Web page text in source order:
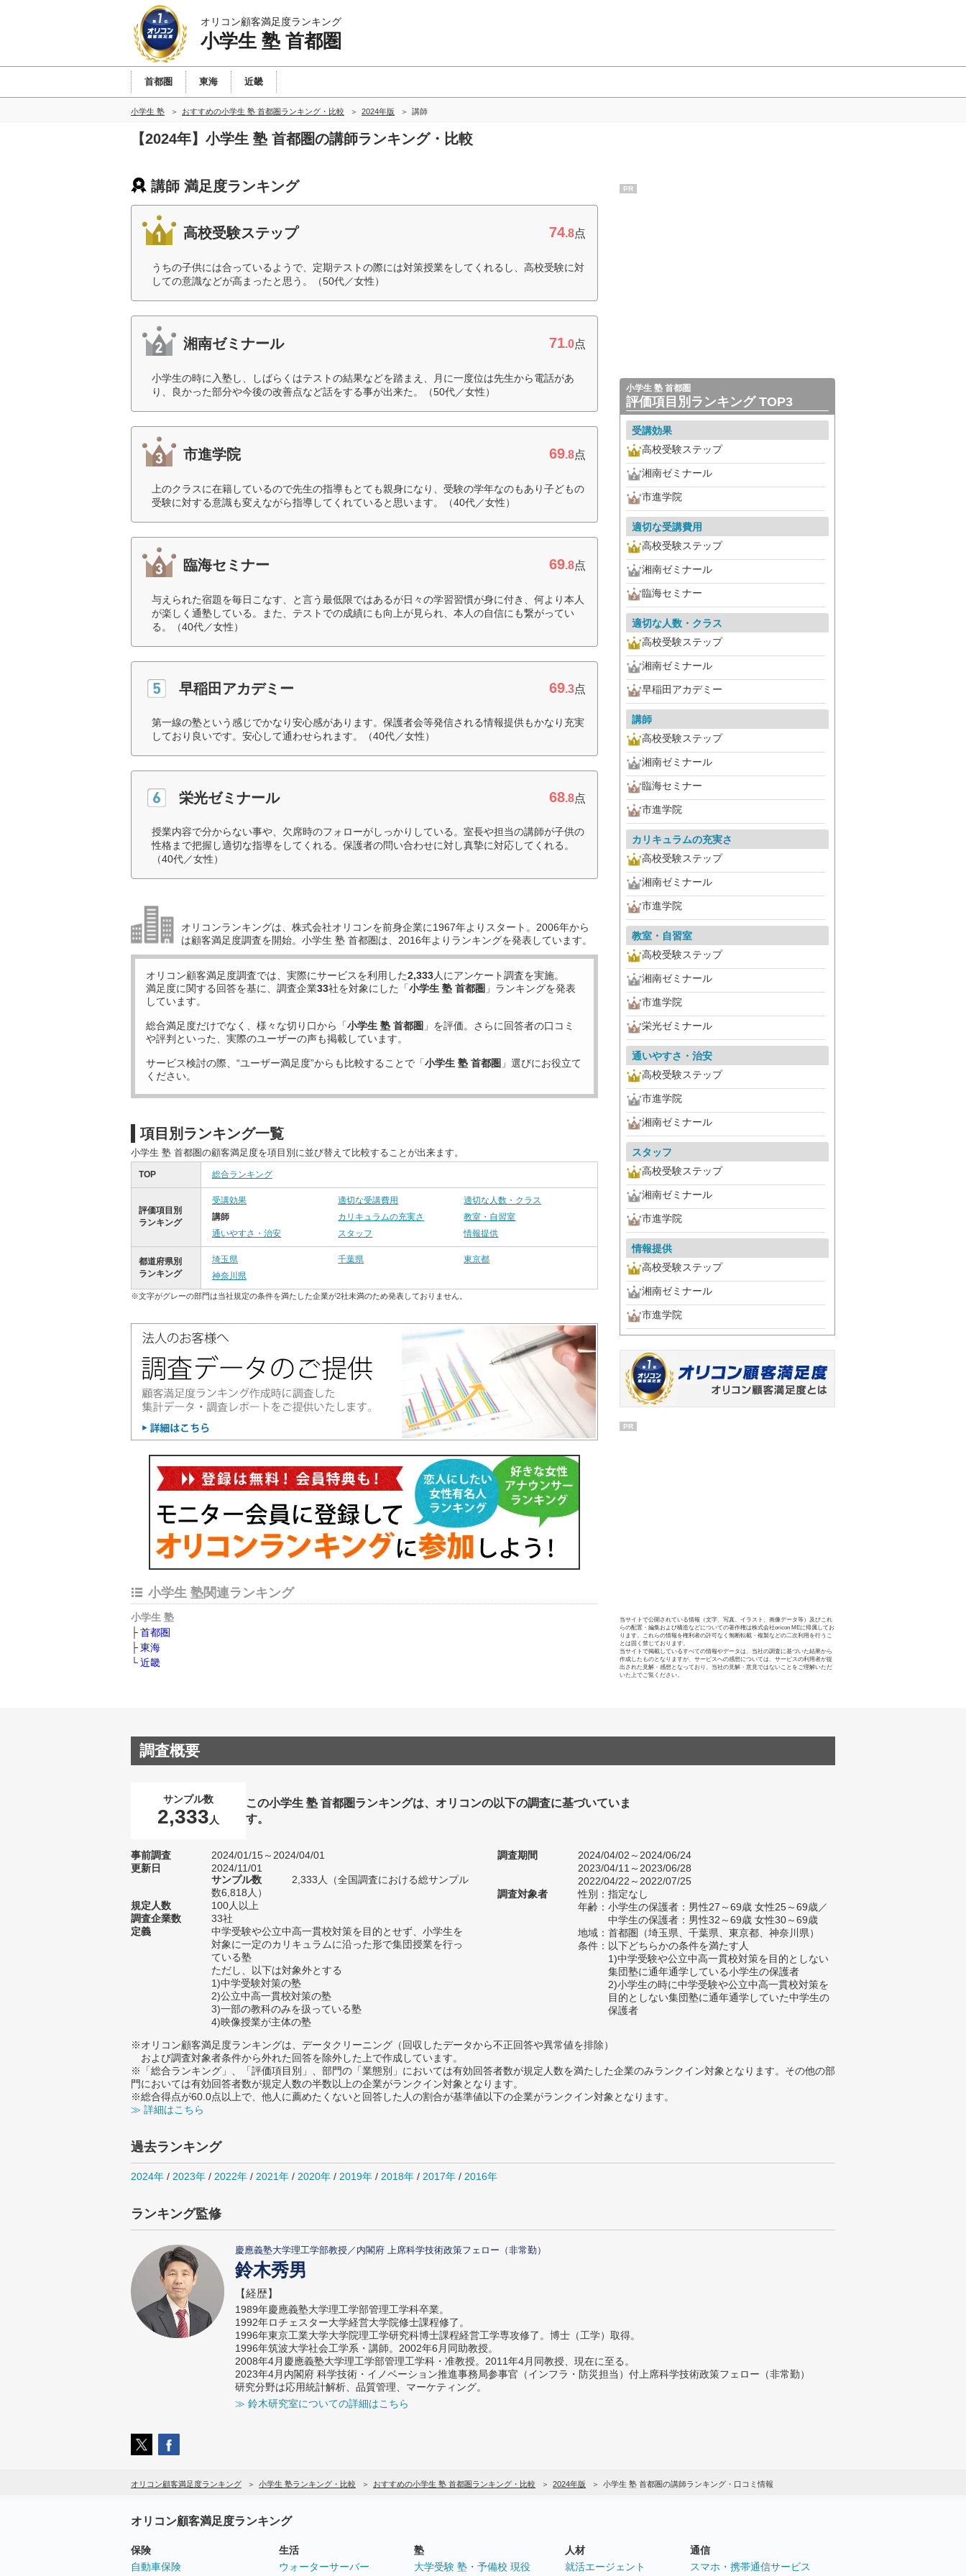
オリコン顧客満足度ランキング
小学生 塾 首都圏
首都圏 東海 近畿
小学生 塾 おすすめの小学生 塾 首都圏ランキング・比較 2024年版 講師
【2024年】小学生 塾 首都圏の講師ランキング・比較
講師 満足度ランキング
高校受験ステップ 74.8点
うちの子供には合っているようで、定期テストの際には対策授業をしてくれるし、高校受験に対
しての意識などが高まったと思う。（50代／女性）
湘南ゼミナール 71.0点
小学生の時に入塾し、しばらくはテストの結果などを踏まえ、月に一度位は先生から電話があ
り、良かった部分や今後の改善点など話をする事が出来た。（50代／女性）
市進学院 69.8点
上のクラスに在籍しているので先生の指導もとても親身になり、受験の学年なのもあり子どもの
受験に対する意識も変えながら指導してくれていると思います。（40代／女性）
臨海セミナー 69.8点
与えられた宿題を毎日こなす、と言う最低限ではあるが日々の学習習慣が身に付き、何より本人
が楽しく通塾している。また、テストでの成績にも向上が見られ、本人の自信にも繋がってい
る。（40代／女性）
早稲田アカデミー 69.3点
第一線の塾という感じでかなり安心感があります。保護者会等発信される情報提供もかなり充実
しており良いです。安心して通わせられます。（40代／女性）
栄光ゼミナール 68.8点
授業内容で分からない事や、欠席時のフォローがしっかりしている。室長や担当の講師が子供の
性格まで把握し適切な指導をしてくれる。保護者の問い合わせに対し真摯に対応してくれる。
（40代／女性）
オリコンランキングは、株式会社オリコンを前身企業に1967年よりスタート。2006年から
は顧客満足度調査を開始。小学生 塾 首都圏は、2016年よりランキングを発表しています。
オリコン顧客満足度調査では、実際にサービスを利用した2,333人にアンケート調査を実施。
満足度に関する回答を基に、調査企業33社を対象にした「小学生 塾 首都圏 」ランキングを発表
しています。
総合満足度だけでなく、様々な切り口から「小学生 塾 首都圏 」を評価。さらに回答者の口コミ
や評判といった、実際のユーザーの声も掲載しています。
サービス検討の際、“ユーザー満足度”からも比較することで「小学生 塾 首都圏 」選びにお役立て
ください。
項目別ランキング一覧
小学生 塾 首都圏の顧客満足度を項目別に並び替えて比較することが出来ます。
TOP 総合ランキング
評価項目別
ランキング
受講効果 適切な受講費用
適切な人数・クラス
講師
カリキュラムの充実さ
教室・自習室
通いやすさ・治安
スタッフ 情報提供
都道府県別
ランキング
埼玉県 千葉県
東京都
神奈川県
※文字がグレーの部門は当社規定の条件を満たした企業が2社未満のため発表しておりません。
小学生 塾関連ランキング
小学生 塾
首都圏
東海
近畿
PR
小学生 塾 首都圏
評価項目別ランキング TOP3
受講効果
高校受験ステップ
湘南ゼミナール
市進学院
適切な受講費用
高校受験ステップ
湘南ゼミナール
臨海セミナー
適切な人数・クラス
高校受験ステップ
湘南ゼミナール
早稲田アカデミー
講師
高校受験ステップ
湘南ゼミナール
臨海セミナー
市進学院
カリキュラムの充実さ
高校受験ステップ
湘南ゼミナール
市進学院
教室・自習室
高校受験ステップ
湘南ゼミナール
市進学院
栄光ゼミナール
通いやすさ・治安
高校受験ステップ
市進学院
湘南ゼミナール
スタッフ
高校受験ステップ
湘南ゼミナール
市進学院
情報提供
高校受験ステップ
湘南ゼミナール
市進学院
PR
当サイトで公開されている情報（文字、写真、イラスト、画像データ等）及びこれ
らの配置・編集および構造などについての著作権は株式会社oricon MEに帰属してお
ります。これらの情報を権利者の許可なく無断転載・複製などの二次利用を行うこ
とは固く禁じております。
当サイトで掲載しているすべての情報やデータは、当社の調査に基づいた結果から
作成したものとなりますが、サービスへの感想については、サービスの利用者が提
出された見解・感想となっており、当社の見解・意見ではないことをご理解いただ
いた上でご覧ください。
調査概要
サンプル数
2,333 人
この小学生 塾 首都圏ランキングは、オリコンの以下の調査に基づいていま
す。
事前調査
2024/01/15～2024/04/01
更新日
2024/11/01
サンプル数
2,333人（全国調査における総サンプル
数6,818人）
規定人数
100人以上
調査企業数
33社
定義
中学受験や公立中高一貫校対策を目的とせず、小学生を
対象に一定のカリキュラムに沿った形で集団授業を行っ
ている塾
ただし、以下は対象外とする
1)中学受験対策の塾
2)公立中高一貫校対策の塾
3)一部の教科のみを扱っている塾
4)映像授業が主体の塾
調査期間
2024/04/02～2024/06/24
2023/04/11～2023/06/28
2022/04/22～2022/07/25
調査対象者
性別：指定なし
年齢：小学生の保護者：男性27～69歳 女性25～69歳／
中学生の保護者：男性32～69歳 女性30～69歳
地域：首都圏（埼玉県、千葉県、東京都、神奈川県）
条件：以下どちらかの条件を満たす人
1)中学受験や公立中高一貫校対策を目的としない
集団塾に通年通学している小学生の保護者
2)小学生の時に中学受験や公立中高一貫校対策を
目的としない集団塾に通年通学していた中学生の
保護者
※オリコン顧客満足度ランキングは、データクリーニング（回収したデータから不正回答や異常値を排除）
および調査対象者条件から外れた回答を除外した上で作成しています。
※「総合ランキング」、「評価項目別」、部門の「業態別」においては有効回答者数が規定人数を満たした企業のみランクイン対象となります。その他の部
門においては有効回答者数が規定人数の半数以上の企業がランクイン対象となります。
※総合得点が60.0点以上で、他人に薦めたくないと回答した人の割合が基準値以下の企業がランクイン対象となります。
≫ 詳細はこちら
過去ランキング
2024年 / 2023年 / 2022年 / 2021年 / 2020年 / 2019年 / 2018年 / 2017年 / 2016年
ランキング監修
慶應義塾大学理工学部教授／内閣府 上席科学技術政策フェロー（非常勤）
鈴木秀男
【経歴】
1989年慶應義塾大学理工学部管理工学科卒業。
1992年ロチェスター大学経営大学院修士課程修了。
1996年東京工業大学大学院理工学研究科博士課程経営工学専攻修了。博士（工学）取得。
1996年筑波大学社会工学系・講師。2002年6月同助教授。
2008年4月慶應義塾大学理工学部管理工学科・准教授。2011年4月同教授、現在に至る。
2023年4月内閣府 科学技術・イノベーション推進事務局参事官（インフラ・防災担当）付上席科学技術政策フェロー（非常勤）
研究分野は応用統計解析、品質管理、マーケティング。
≫ 鈴木研究室についての詳細はこちら
オリコン顧客満足度ランキング 小学生 塾ランキング・比較 おすすめの小学生 塾 首都圏ランキング・比較 2024年版 小学生 塾 首都圏の講師ランキング・口コミ情報
オリコン顧客満足度ランキング
保険
自動車保険
生活
ウォーターサーバー
塾
大学受験 塾・予備校 現役
人材
就活エージェント
通信
スマホ・携帯通信サービス